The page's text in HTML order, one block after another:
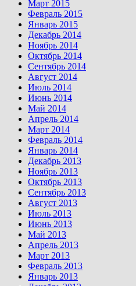
Март 2015
Февраль 2015
Январь 2015
Декабрь 2014
Ноябрь 2014
Октябрь 2014
Сентябрь 2014
Август 2014
Июль 2014
Июнь 2014
Май 2014
Апрель 2014
Март 2014
Февраль 2014
Январь 2014
Декабрь 2013
Ноябрь 2013
Октябрь 2013
Сентябрь 2013
Август 2013
Июль 2013
Июнь 2013
Май 2013
Апрель 2013
Март 2013
Февраль 2013
Январь 2013